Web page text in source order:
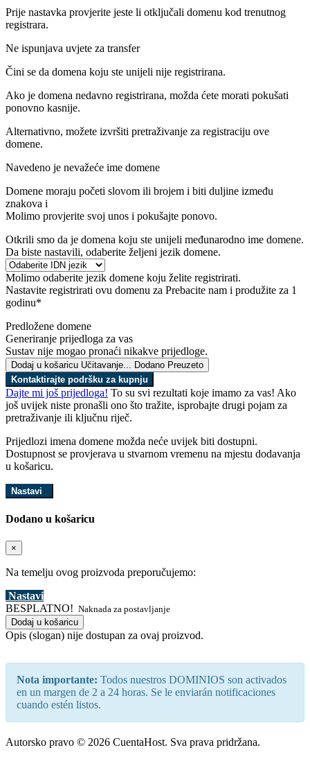
Prije nastavka provjerite jeste li otključali domenu kod trenutnog
registrara.
Ne ispunjava uvjete za transfer
Čini se da domena koju ste unijeli nije registrirana.
Ako je domena nedavno registrirana, možda ćete morati pokušati
ponovno kasnije.
Alternativno, možete izvršiti pretraživanje za registraciju ove
domene.
Navedeno je nevažeće ime domene
Domene moraju početi slovom ili brojem i biti duljine između
znakova i
Molimo provjerite svoj unos i pokušajte ponovo.
Otkrili smo da je domena koju ste unijeli međunarodno ime domene.
Da biste nastavili, odaberite željeni jezik domene.
Molimo odaberite jezik domene koju želite registrirati.
Nastavite registrirati ovu domenu za Prebacite nam i produžite za 1
godinu*
Predložene domene
Generiranje prijedloga za vas
Sustav nije mogao pronaći nikakve prijedloge.
Dodaj u košaricu Učitavanje... Dodano Preuzeto
Kontaktirajte podršku za kupnju
Dajte mi još prijedloga! To su svi rezultati koje imamo za vas! Ako
još uvijek niste pronašli ono što tražite, isprobajte drugi pojam za
pretraživanje ili ključnu riječ.
Prijedlozi imena domene možda neće uvijek biti dostupni.
Dostupnost se provjerava u stvarnom vremenu na mjestu dodavanja
u košaricu.
Dodano u košaricu
×
Na temelju ovog proizvoda preporučujemo:
Nastavi
BESPLATNO! Naknada za postavljanje
Dodaj u košaricu
Opis (slogan) nije dostupan za ovaj proizvod.
Nota importante: Todos nuestros DOMINIOS son activados
en un margen de 2 a 24 horas. Se le enviarán notificaciones
cuando estén listos.
Autorsko pravo © 2026 CuentaHost. Sva prava pridržana.